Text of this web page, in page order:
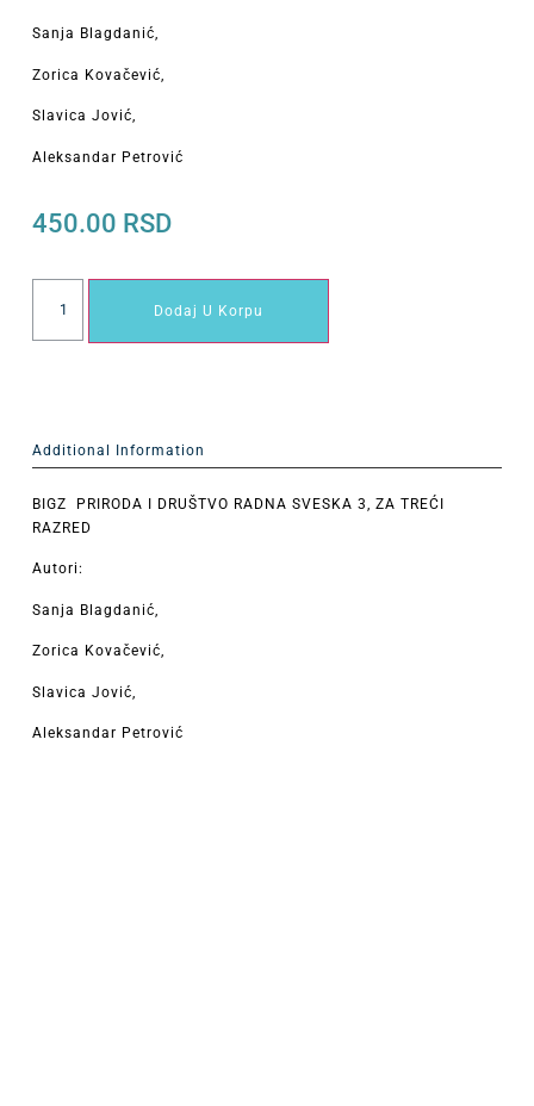
Sanja Blagdanić,
Zorica Kovačević,
Slavica Jović,
Aleksandar Petrović
450.00 RSD
Dodaj U Korpu
Additional Information
BIGZ PRIRODA I DRUŠTVO RADNA SVESKA 3, ZA TREĆI
RAZRED
Autori:
Sanja Blagdanić,
Zorica Kovačević,
Slavica Jović,
Aleksandar Petrović